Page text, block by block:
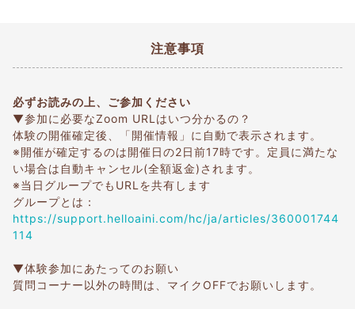
注意事項
必ずお読みの上、ご参加ください
▼参加に必要なZoom URLはいつ分かるの？
体験の開催確定後、「開催情報」に自動で表示されます。
※開催が確定するのは開催日の2日前17時です。定員に満たな
い場合は自動キャンセル(全額返金)されます。
※当日グループでもURLを共有します
グループとは：
https://support.helloaini.com/hc/ja/articles/360001744
114
▼体験参加にあたってのお願い
質問コーナー以外の時間は、マイクOFFでお願いします。